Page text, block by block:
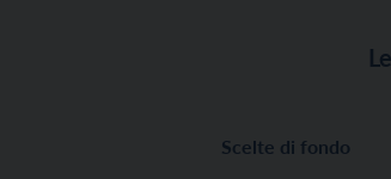
Scelte di fondo